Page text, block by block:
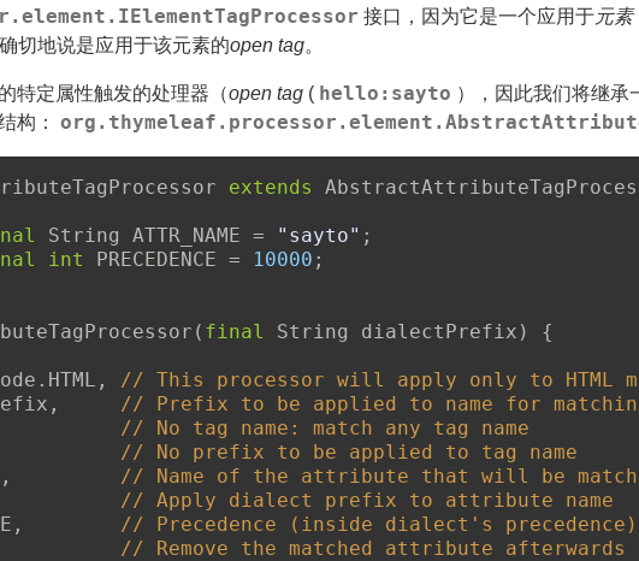
接口，因为它是一个应用于元素
切地说是应用于该元素的open tag。
特定属性触发的处理器（open tag ( hello:sayto ），因此我们将继承
构：
extends
String ATTR_NAME = "sayto" ;
int PRECEDENCE = 10000 ;
( final String dialectPrefix ) {
. HTML ,
// This processor will apply only to HTML
,
// Prefix to be applied to name for
// No tag name: match any tag name
// No prefix to be applied to tag name
,
// Name of the attribute that will be
// Apply dialect prefix to attribute name
,
// Precedence (inside dialect's precedence)
// Remove the matched attribute afterwards